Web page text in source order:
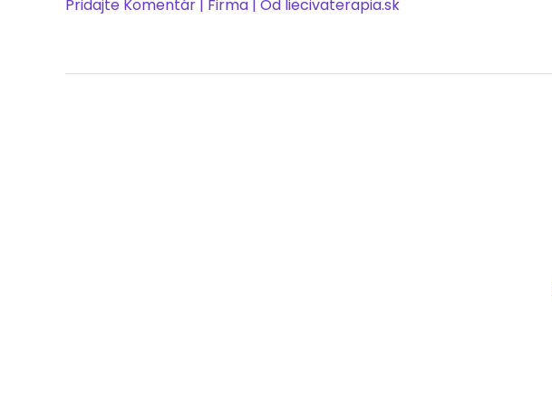
Pridajte Komentár Firma | Od liecivaterapia.sk